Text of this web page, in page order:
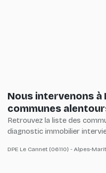
Nous intervenons à
communes
Retrouvez la liste des
diagnostic immobilier
DPE Le Cannet (06110) - Alpes-